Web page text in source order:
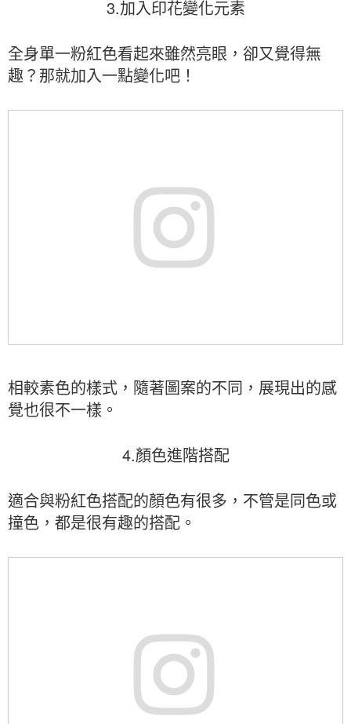
3.加入印花變化元素
全身單一粉紅色看起來雖然亮眼，卻又覺得無
趣？那就加入一點變化吧！
相較素色的樣式，隨著圖案的不同，展現出的感
覺也很不一樣。
4.顏色進階搭配
適合與粉紅色搭配的顏色有很多，不管是同色或
撞色，都是很有趣的搭配。